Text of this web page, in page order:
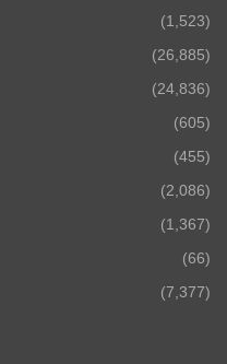
(1,523)
(26,885)
(24,836)
(605)
(455)
(2,086)
(1,367)
(66)
(7,377)